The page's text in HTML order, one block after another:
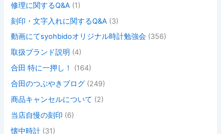
修理に関するQ&A (1)
刻印・文字入れに関するQ&A (3)
動画にてsyohbidoオリジナル時計勉強会 (356)
取扱ブランド説明 (4)
合田 特に一押し！
(164)
合田のつぶやきブログ (249)
商品キャンセルについて (2)
当店自慢の刻印 (6)
懐中時計 (31)